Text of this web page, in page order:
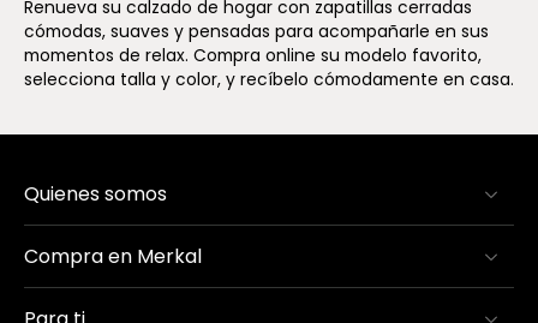
Renueva su calzado de hogar con zapatillas cerradas
cómodas, suaves y pensadas para acompañarle en sus
momentos de relax. Compra online su modelo favorito,
selecciona talla y color, y recíbelo cómodamente en casa.
Quienes somos
Compra en Merkal